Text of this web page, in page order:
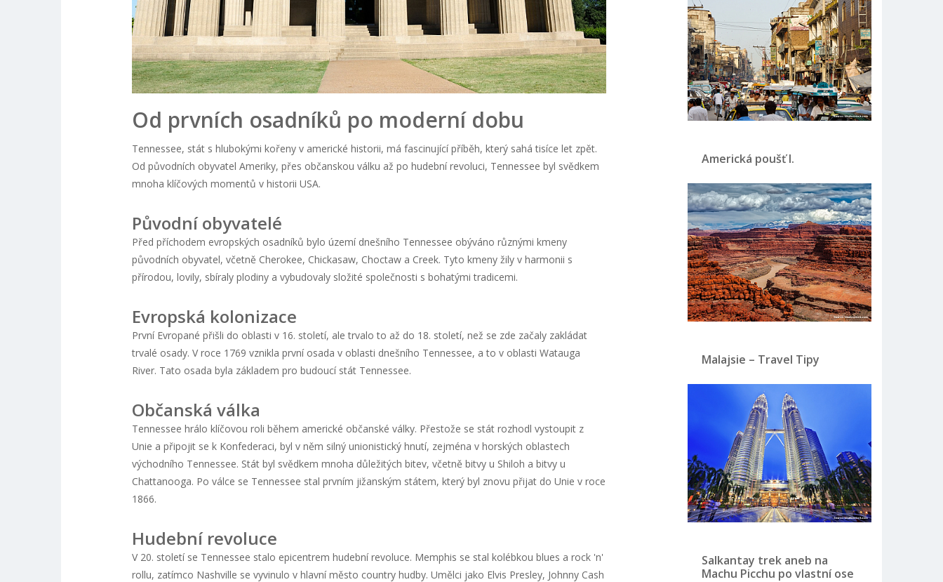
Od prvních osadníků po moderní dobu
Tennessee, stát s hlubokými kořeny v americké historii, má fascinující příběh, který sahá tisíce let zpět.
Od původních obyvatel Ameriky, přes občanskou válku až po hudební revoluci, Tennessee byl svědkem
mnoha klíčových momentů v historii USA.
Původní obyvatelé
Před příchodem evropských osadníků bylo území dnešního Tennessee obýváno různými kmeny
původních obyvatel, včetně Cherokee, Chickasaw, Choctaw a Creek. Tyto kmeny žily v harmonii s
přírodou, lovily, sbíraly plodiny a vybudovaly složité společnosti s bohatými tradicemi.
Evropská kolonizace
První Evropané přišli do oblasti v 16. století, ale trvalo to až do 18. století, než se zde začaly zakládat
trvalé osady. V roce 1769 vznikla první osada v oblasti dnešního Tennessee, a to v oblasti Watauga
River. Tato osada byla základem pro budoucí stát Tennessee.
Občanská válka
Tennessee hrálo klíčovou roli během americké občanské války. Přestože se stát rozhodl vystoupit z
Unie a připojit se k Konfederaci, byl v něm silný unionistický hnutí, zejména v horských oblastech
východního Tennessee. Stát byl svědkem mnoha důležitých bitev, včetně bitvy u Shiloh a bitvy u
Chattanooga. Po válce se Tennessee stal prvním jižanským státem, který byl znovu přijat do Unie v roce
1866.
Hudební revoluce
V 20. století se Tennessee stalo epicentrem hudební revoluce. Memphis se stal kolébkou blues a rock 'n'
rollu, zatímco Nashville se vyvinulo v hlavní město country hudby. Umělci jako Elvis Presley, Johnny Cash
Americká poušť I.
Malajsie – Travel Tipy
Salkantay trek aneb na
Machu Picchu po vlastní ose